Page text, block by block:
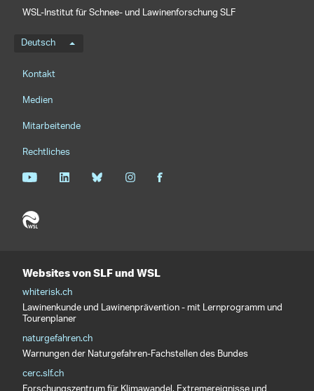
WSL-Institut für Schnee- und Lawinenforschung SLF
Sprachmenü
Deutsch
Footernavigation
Kontakt
Medien
Mitarbeitende
Rechtliches
Websites von SLF und WSL
whiterisk.ch
Lawinenkunde und Lawinenprävention - mit Lernprogramm und
Tourenplaner
naturgefahren.ch
Warnungen der Naturgefahren-Fachstellen des Bundes
cerc.slf.ch